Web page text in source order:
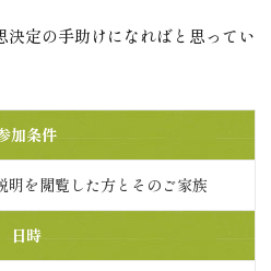
決定の手助けになればと思ってい
加条件
を閲覧した方とそのご家族
日時